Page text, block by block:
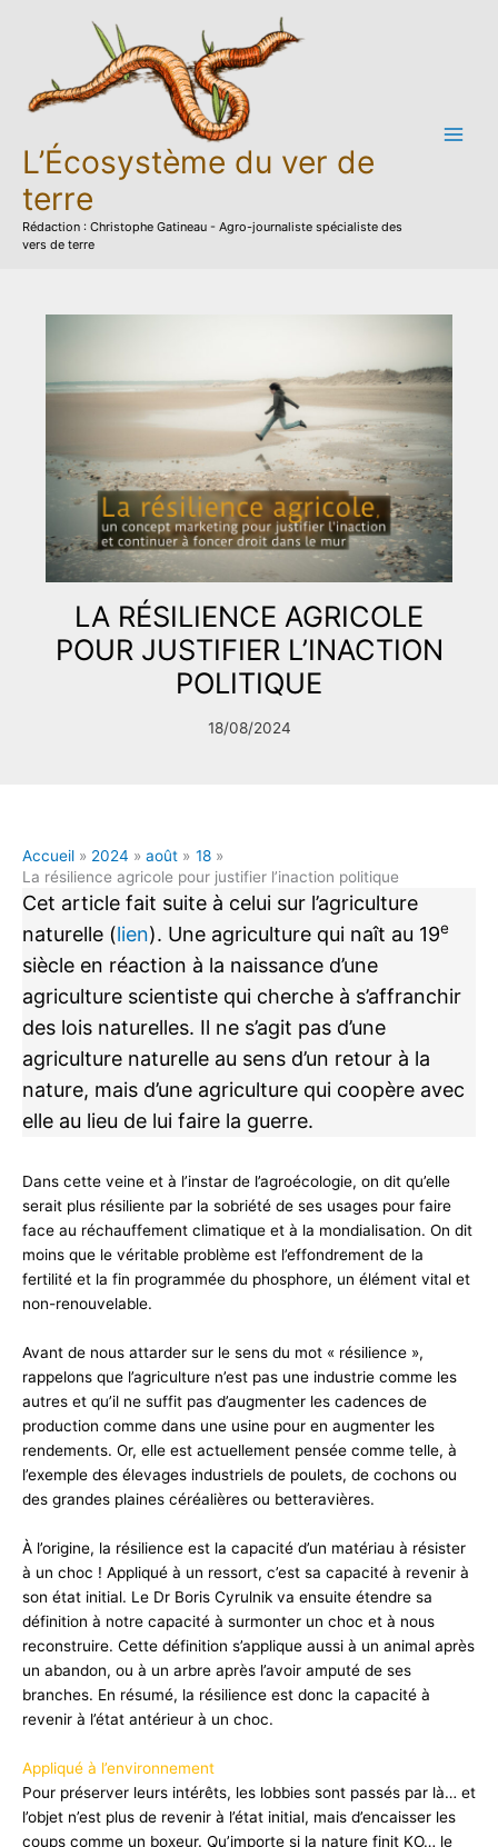
L’Écosystème du ver de
terre
Rédaction : Christophe Gatineau - Agro-journaliste spécialiste des
vers de terre
LA RÉSILIENCE AGRICOLE
POUR JUSTIFIER L’INACTION
POLITIQUE
18/08/2024
Accueil 2024 août
18
La résilience agricole pour justifier l’inaction politique
Cet article fait suite à celui sur l’agriculture
naturelle (lien). Une agriculture qui naît au 19e
siècle en réaction à la naissance d’une
agriculture scientiste qui cherche à s’affranchir
des lois naturelles. Il ne s’agit pas d’une
agriculture naturelle au sens d’un retour à la
nature, mais d’une agriculture qui coopère avec
elle au lieu de lui faire la guerre.
Dans cette veine et à l’instar de l’agroécologie, on dit qu’elle
serait plus résiliente par la sobriété de ses usages pour faire
face au réchauffement climatique et à la mondialisation. On dit
moins que le véritable problème est l’effondrement de la
fertilité et la fin programmée du phosphore, un élément vital et
non-renouvelable.
Avant de nous attarder sur le sens du mot « résilience »,
rappelons que l’agriculture n’est pas une industrie comme les
autres et qu’il ne suffit pas d’augmenter les cadences de
production comme dans une usine pour en augmenter les
rendements. Or, elle est actuellement pensée comme telle, à
l’exemple des élevages industriels de poulets, de cochons ou
des grandes plaines céréalières ou betteravières.
À l’origine, la résilience est la capacité d’un matériau à résister
à un choc ! Appliqué à un ressort, c’est sa capacité à revenir à
son état initial. Le Dr Boris Cyrulnik va ensuite étendre sa
définition à notre capacité à surmonter un choc et à nous
reconstruire. Cette définition s’applique aussi à un animal après
un abandon, ou à un arbre après l’avoir amputé de ses
branches. En résumé, la résilience est donc la capacité à
revenir à l’état antérieur à un choc.
Appliqué à l’environnement
Pour préserver leurs intérêts, les lobbies sont passés par là… et
l’objet n’est plus de revenir à l’état initial, mais d’encaisser les
coups comme un boxeur. Qu’importe si la nature finit KO… le